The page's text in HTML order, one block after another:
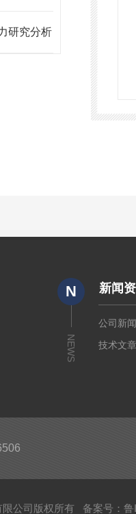
研究分析
N
NEWS
新闻
公司新
技术文
限公司版权所有 备案号：